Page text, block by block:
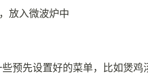
放入微波炉中
预先设置好的菜单，比如煲鸡